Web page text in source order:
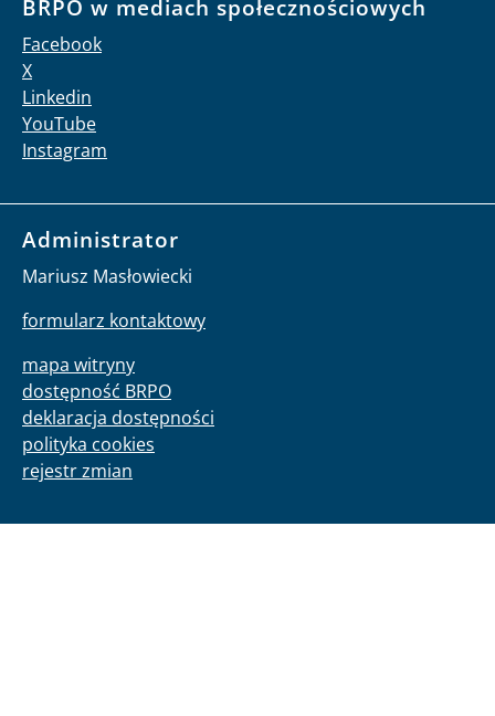
BRPO w mediach społecznościowych
Facebook
X
Linkedin
YouTube
Instagram
Administrator
Mariusz Masłowiecki
formularz kontaktowy
mapa witryny
dostępność BRPO
deklaracja dostępności
polityka cookies
rejestr zmian